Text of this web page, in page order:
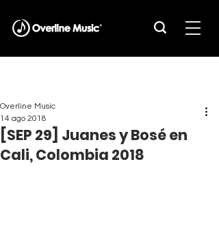
[SEP 29] Juanes y Bosé en
Cali, Colombia 2018
Overline Music
14 ago 2018